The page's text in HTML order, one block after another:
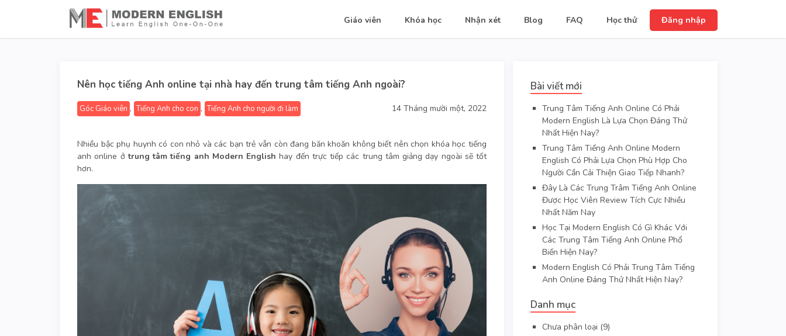
Giáo viên Khóa học Nhận xét Blog FAQ Học thử Đăng nhập
Nên học tiếng Anh online tại nhà hay đến trung tâm tiếng Anh ngoài?
14 Tháng mười một, 2022
Góc Giáo viên , Tiếng Anh cho con , Tiếng Anh cho người đi làm
Nhiều bậc phụ huynh có con nhỏ và các bạn trẻ vẫn còn đang băn khoăn không biết nên chọn khóa học tiếng
anh online ởtrung tâm tiếng anh Modern English hay đến trực tiếp các trung tâm giảng dạy ngoài sẽ tốt
hơn.
Bài viết mới
Trung Tâm Tiếng Anh Online Có Phải
Modern English Là Lựa Chọn Đáng Thử
Nhất Hiện Nay?
Trung Tâm Tiếng Anh Online Modern
English Có Phải Lựa Chọn Phù Hợp Cho
Người Cần Cải Thiện Giao Tiếp Nhanh?
Đây Là Các Trung Trâm Tiếng Anh Online
Được Học Viên Review Tích Cực Nhiều
Nhất Năm Nay
Học Tại Modern English Có Gì Khác Với
Các Trung Tâm Tiếng Anh Online Phổ
Biến Hiện Nay?
Modern English Có Phải Trung Tâm Tiếng
Anh Online Đáng Thử Nhất Hiện Nay?
Danh mục
Chưa phân loại (9)